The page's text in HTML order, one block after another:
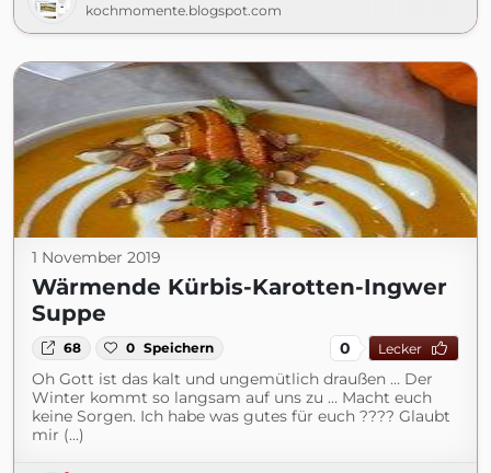
kochmomente.blogspot.com
1 November 2019
Wärmende Kürbis-Karotten-Ingwer
Suppe
68 0 Speichern 0 Lecker
Oh Gott ist das kalt und ungemütlich draußen … Der
Winter kommt so langsam auf uns zu … Macht euch
keine Sorgen. Ich habe was gutes für euch ???? Glaubt
mir (...)